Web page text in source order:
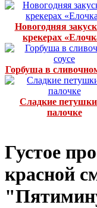
Новогодняя
крекерах
Горбуша в
Сладкие
палочке
Густое
красной